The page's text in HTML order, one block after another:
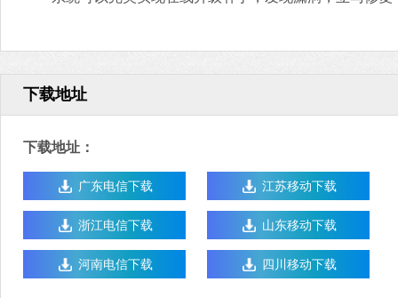
下载地址
下载地址：
广东电信下载 江苏移动下载
浙江电信下载 山东移动下载
河南电信下载 四川移动下载